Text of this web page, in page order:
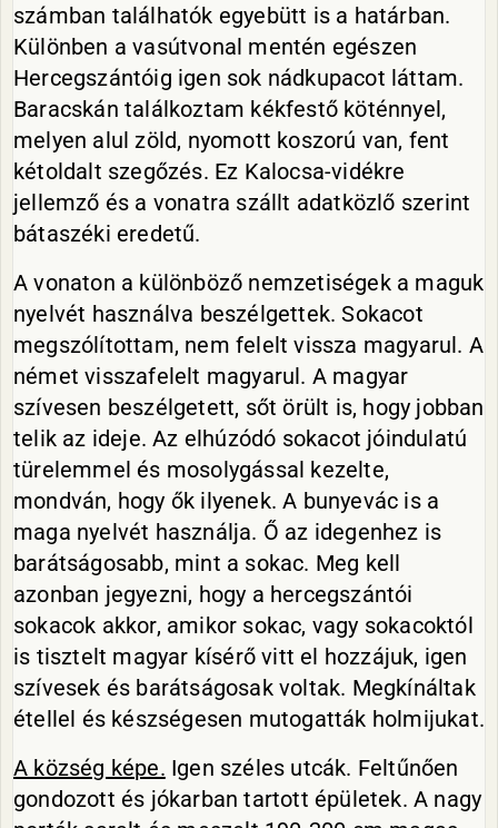
számban találhatók egyebütt is a határban.
Különben a vasútvonal mentén egészen
Hercegszántóig igen sok nádkupacot láttam.
Baracskán találkoztam kékfestő köténnyel,
melyen alul zöld, nyomott koszorú van, fent
kétoldalt szegőzés. Ez Kalocsa-vidékre
jellemző és a vonatra szállt adatközlő szerint
bátaszéki eredetű.
A vonaton a különböző nemzetiségek a maguk
nyelvét használva beszélgettek. Sokacot
megszólítottam, nem felelt vissza magyarul. A
német visszafelelt magyarul. A magyar
szívesen beszélgetett, sőt örült is, hogy jobban
telik az ideje. Az elhúzódó sokacot jóindulatú
türelemmel és mosolygással kezelte,
mondván, hogy ők ilyenek. A bunyevác is a
maga nyelvét használja. Ő az idegenhez is
barátságosabb, mint a sokac. Meg kell
azonban jegyezni, hogy a hercegszántói
sokacok akkor, amikor sokac, vagy sokacoktól
is tisztelt magyar kísérő vitt el hozzájuk, igen
szívesek és barátságosak voltak. Megkínáltak
étellel és készségesen mutogatták holmijukat.
A község képe. Igen széles utcák. Feltűnően
gondozott és jókarban tartott épületek. A nagy